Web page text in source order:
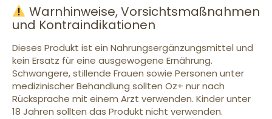
Warnhinweise, Vorsichtsmaßnahmen
und Kontraindikationen
Dieses Produkt ist ein Nahrungsergänzungsmittel und
kein Ersatz für eine ausgewogene Ernährung.
Schwangere, stillende Frauen sowie Personen unter
medizinischer Behandlung sollten Oz+ nur nach
Rücksprache mit einem Arzt verwenden. Kinder unter
18 Jahren sollten das Produkt nicht verwenden.